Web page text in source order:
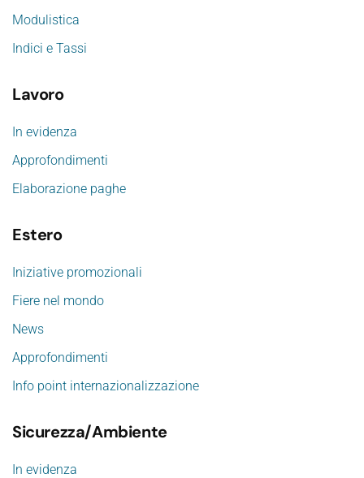
Modulistica
Indici e Tassi
Lavoro
In evidenza
Approfondimenti
Elaborazione paghe
Estero
Iniziative promozionali
Fiere nel mondo
News
Approfondimenti
Info point internazionalizzazione
Sicurezza/Ambiente
In evidenza